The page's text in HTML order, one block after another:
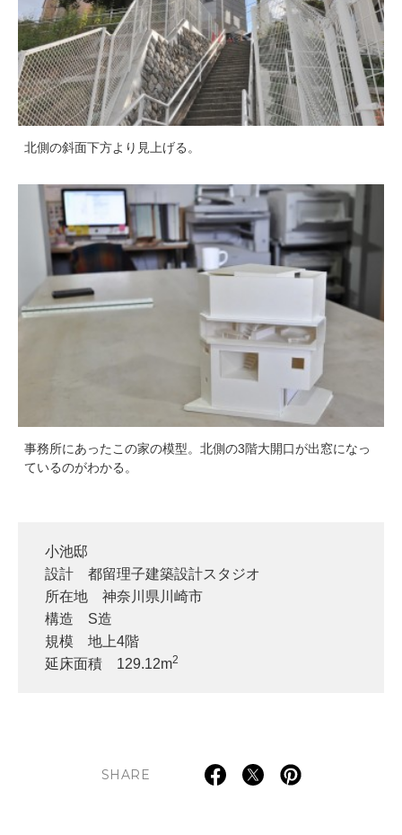
北側の斜面下方より見上げる。
事務所にあったこの家の模型。北側の3階大開口が出窓になっ
ているのがわかる。
小池邸
設計 都留理子建築設計スタジオ
所在地 神奈川県川崎市
構造 S造
規模 地上4階
延床面積 129.12m2
SHARE